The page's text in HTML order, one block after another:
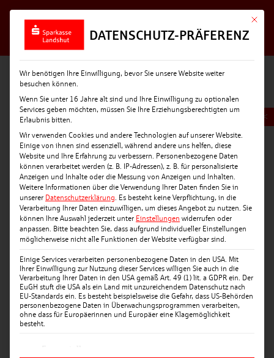
<
Mit
DATENSCHUTZ-PRÄFERENZ
Wir benötigen Ihre Einwilligung, bevor Sie unsere Website weiter
besuchen können.
Wenn Sie unter 16 Jahre alt sind und Ihre Einwilligung zu optionalen
Services geben möchten, müssen Sie Ihre Erziehungsberechtigten um
Erlaubnis bitten.
Wir verwenden Cookies und andere Technologien auf unserer Website.
Einige von ihnen sind essenziell, während andere uns helfen, diese
Website und Ihre Erfahrung zu verbessern. Personenbezogene Daten
können verarbeitet werden (z. B. IP-Adressen), z. B. für personalisierte
Anzeigen und Inhalte oder die Messung von Anzeigen und Inhalten.
Weitere Informationen über die Verwendung Ihrer Daten finden Sie in
unserer Datenschutzerklärung. Es besteht keine Verpflichtung, in die
Verarbeitung Ihrer Daten einzuwilligen, um dieses Angebot zu nutzen. Sie
können Ihre Auswahl jederzeit unter Einstellungen widerrufen oder
anpassen. Bitte beachten Sie, dass aufgrund individueller Einstellungen
möglicherweise nicht alle Funktionen der Website verfügbar sind.
Einige Services verarbeiten personenbezogene Daten in den USA. Mit
Ihrer Einwilligung zur Nutzung dieser Services willigen Sie auch in die
Verarbeitung Ihrer Daten in den USA gemäß Art. 49 (1) lit. a GDPR ein. Der
EuGH stuft die USA als ein Land mit unzureichendem Datenschutz nach
EU-Standards ein. Es besteht beispielsweise die Gefahr, dass US-Behörden
personenbezogene Daten in Überwachungsprogrammen verarbeiten,
ohne dass für Europäerinnen und Europäer eine Klagemöglichkeit
besteht.